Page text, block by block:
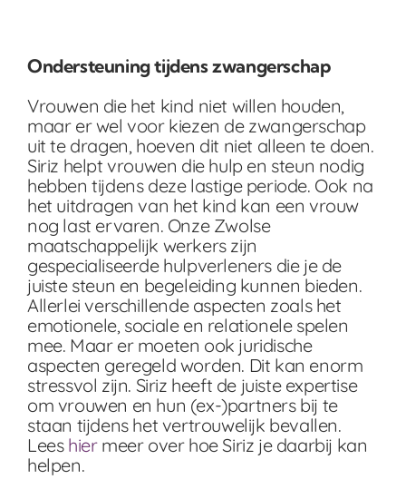
Ondersteuning tijdens zwangerschap
Vrouwen die het kind niet willen houden,
maar er wel voor kiezen de zwangerschap
uit te dragen, hoeven dit niet alleen te doen.
Siriz helpt vrouwen die hulp en steun nodig
hebben tijdens deze lastige periode. Ook na
het uitdragen van het kind kan een vrouw
nog last ervaren. Onze Zwolse
maatschappelijk werkers zijn
gespecialiseerde hulpverleners die je de
juiste steun en begeleiding kunnen bieden.
Allerlei verschillende aspecten zoals het
emotionele, sociale en relationele spelen
mee. Maar er moeten ook juridische
aspecten geregeld worden. Dit kan enorm
stressvol zijn. Siriz heeft de juiste expertise
om vrouwen en hun (ex-)partners bij te
staan tijdens het vertrouwelijk bevallen.
Lees hiermeer over hoe Siriz je daarbij kan
helpen.